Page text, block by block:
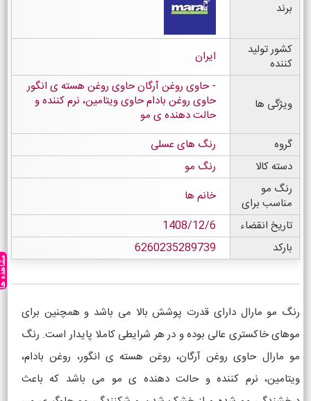
برند
کشور تولید
کننده
ایران
ویژگی ها
حاوی روغن آرگان حاوی روغن هسته ی انگور
حاوی روغن بادام حاوی ویتامین، نرم کننده و
حالت دهنده ی مو
گروه
رنگ های عسلی
دسته کالا
رنگ مو
رنگ مو
مناسب برای
خانم ها
تاریخ انقضاء
1408/12/6
بارکد
6260235289739
رنگ مو مارال دارای قدرت پوشش بالا می باشد و همچنین برای
موهای خاکستری عالی بوده و در هر شرایطی کاملا پایدار است. رنگ
مو مارال حاوی روغن آرگان، روغن هسته ی انگور، روغن بادام،
ویتامین، نرم کننده و حالت دهنده ی مو می باشد که باعث